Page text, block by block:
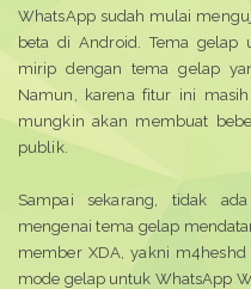
WhatsApp sudah mulai
beta di Android. Tema gelap
mirip dengan tema gelap
Namun, karena fitur ini
mungkin akan membuat
publik.
Sampai sekarang, tidak
mengenai tema gelap
member XDA, yakni
mode gelap untuk WhatsApp